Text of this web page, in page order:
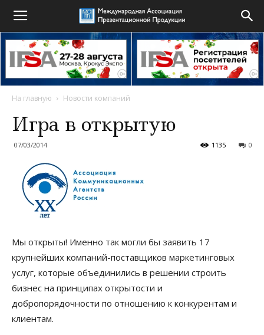
На главную Новости компаний
Игра в открытую
07/03/2014 0
1135
Мы открыты! Именно так могли бы заявить 17
крупнейших компаний-поставщиков маркетинговых
услуг, которые объединились в решении строить
бизнес на принципах открытости и
добропорядочности по отношению к конкурентам и
клиентам.